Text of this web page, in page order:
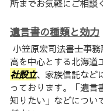
所までお気軽にご相談
遺言書の種類と効力
小笠原宏司法書士事務
高を中心とする北海道
社設立、家族信託など
っております。「遺言
知りたい」などについ